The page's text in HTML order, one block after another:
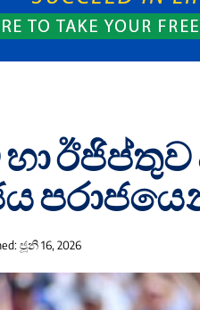
ඊජිප්තුව
ජූනි 16, 2026